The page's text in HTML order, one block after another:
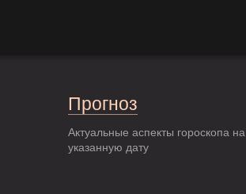
Прогноз
Актуальные аспекты гороскопа на
указанную дату